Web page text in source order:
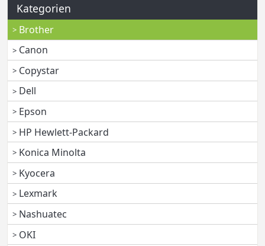
Kategorien
Brother
Canon
Copystar
Dell
Epson
HP Hewlett-Packard
Konica Minolta
Kyocera
Lexmark
Nashuatec
OKI